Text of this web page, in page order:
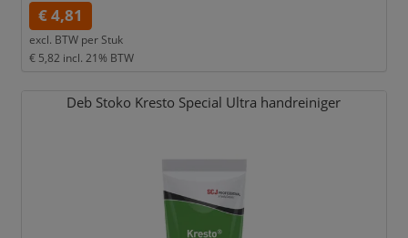
€ 4,81
excl. BTW per Stuk
€ 5,82 incl. 21% BTW
Deb Stoko Kresto Special Ultra handreiniger